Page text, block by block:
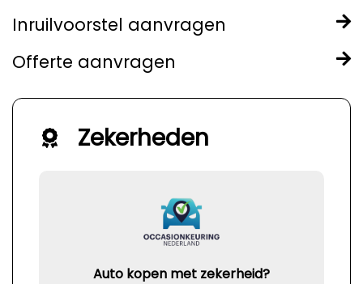
Inruilvoorstel aanvragen
Offerte aanvragen
Zekerheden
Auto kopen met zekerheid?